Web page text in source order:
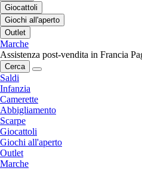
Giocattoli
Giochi all'aperto
Outlet
Marche
Assistenza post-vendita in Francia
Cerca
Saldi
Infanzia
Camerette
Abbigliamento
Scarpe
Giocattoli
Giochi all'aperto
Outlet
Marche